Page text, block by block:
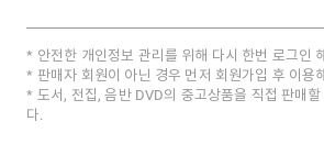
안전한 개인정보 관리를 위해 다시 한번 로그인
판매자 회원이 아닌 경우 먼저 회원가입 후 이용
도서, 전집, 음반 DVD의 중고상품을 직접 판매할
다.